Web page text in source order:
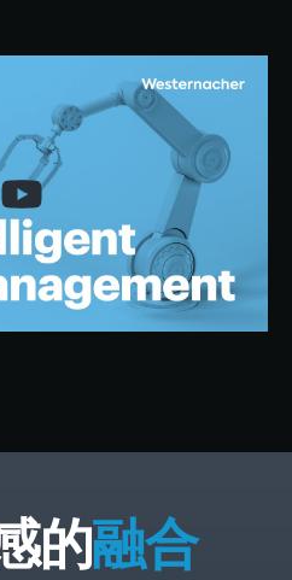
的融合